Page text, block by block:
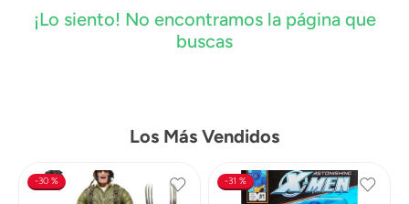
¡Lo siento! No encontramos la página que
buscas
Los Más Vendidos
30 % 31 %